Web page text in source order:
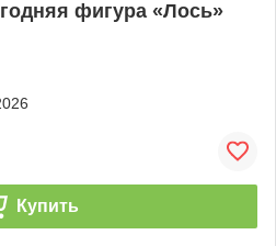
фигура «Лось»
Купить